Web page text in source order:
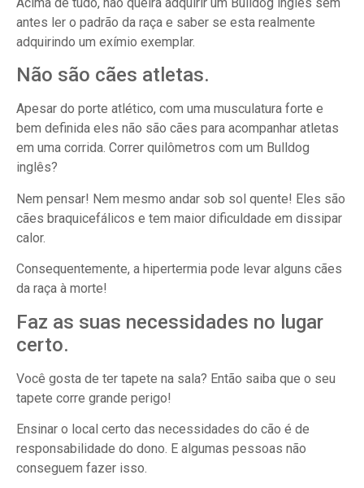
antes ler o padrão da raça e saber se esta realmente
adquirindo um exímio exemplar.
Não são cães atletas.
Apesar do porte atlético, com uma musculatura forte e
bem definida eles não são cães para acompanhar atletas
em uma corrida. Correr quilômetros com um Bulldog
inglês?
Nem pensar! Nem mesmo andar sob sol quente! Eles são
cães braquicefálicos e tem maior dificuldade em dissipar
calor.
Consequentemente, a hipertermia pode levar alguns cães
da raça à morte!
Faz as suas necessidades no lugar
certo.
Você gosta de ter tapete na sala? Então saiba que o seu
tapete corre grande perigo!
Ensinar o local certo das necessidades do cão é de
responsabilidade do dono. E algumas pessoas não
conseguem fazer isso.